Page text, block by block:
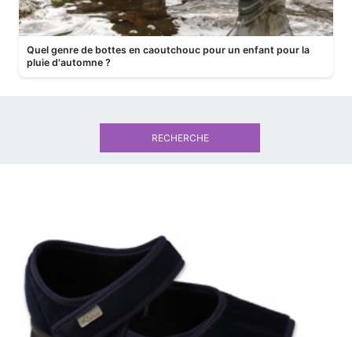
Quel genre de bottes en caoutchouc pour un enfant pour la
pluie d'automne ?
RECHERCHE